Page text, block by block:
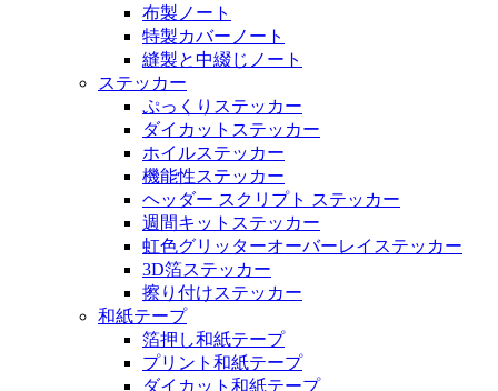
布製ノート
特製カバーノート
縫製と中綴じノート
ステッカー
ぷっくりステッカー
ダイカットステッカー
ホイルステッカー
機能性ステッカー
ヘッダー スクリプト ステッカー
週間キットステッカー
虹色グリッターオーバーレイステッカー
3D箔ステッカー
擦り付けステッカー
和紙テープ
箔押し和紙テープ
プリント和紙テープ
ダイカット和紙テープ